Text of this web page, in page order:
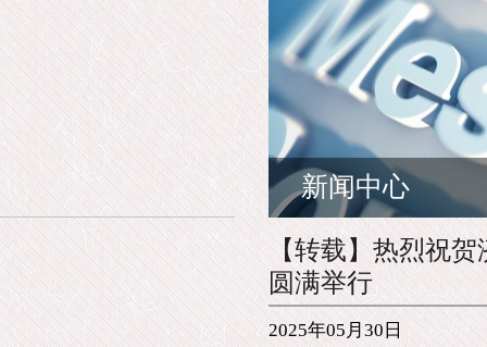
新闻中心
【转载】热烈祝贺
圆满举行
2025年05月30日